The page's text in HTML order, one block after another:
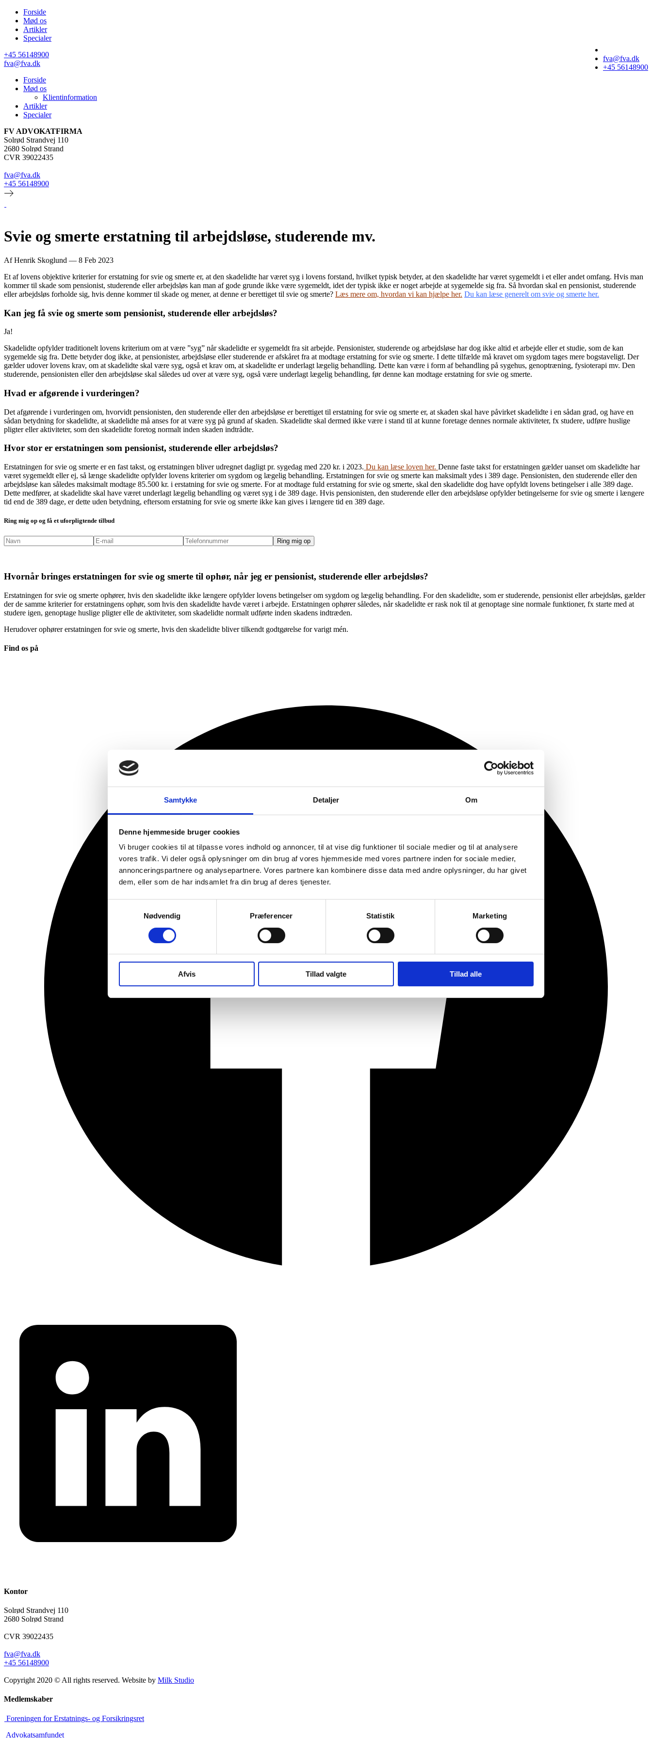
Samtykke Detaljer Om
Denne hjemmeside bruger cookies
Vi bruger cookies til at tilpasse vores indhold og annoncer, til at vise dig funktioner til sociale medier og til at analysere
vores trafik. Vi deler også oplysninger om din brug af vores hjemmeside med vores partnere inden for sociale medier,
annonceringspartnere og analysepartnere. Vores partnere kan kombinere disse data med andre oplysninger, du har givet
dem, eller som de har indsamlet fra din brug af deres tjenester.
Nødvendig
Præferencer Statistik Marketing
Afvis Tillad valgte Tillad alle
Forside
Mød os
Artikler
Specialer
fva@fva.dk
+45 56148900
+45 56148900
fva@fva.dk
Forside
Mød os
Klientinformation
Artikler
Specialer
FV ADVOKATFIRMA
Solrød Strandvej 110
2680 Solrød Strand
CVR 39022435
fva@fva.dk
+45 56148900
Svie og smerte erstatning til arbejdsløse, studerende mv.
Af Henrik Skoglund — 8 Feb 2023
Et af lovens objektive kriterier for erstatning for svie og smerte er, at den skadelidte har været syg i lovens forstand, hvilket typisk betyder, at den skadelidte har været sygemeldt i et eller andet omfang. Hvis man
kommer til skade som pensionist, studerende eller arbejdsløs kan man af gode grunde ikke være sygemeldt, idet der typisk ikke er noget arbejde at sygemelde sig fra. Så hvordan skal en pensionist, studerende
eller arbejdsløs forholde sig, hvis denne kommer til skade og mener, at denne er berettiget til svie og smerte? Læs mere om, hvordan vi kan hjælpe her. Du kan læse generelt om svie og smerte her.
Kan jeg få svie og smerte som pensionist, studerende eller arbejdsløs?
Ja!
Skadelidte opfylder traditionelt lovens kriterium om at være ”syg” når skadelidte er sygemeldt fra sit arbejde. Pensionister, studerende og arbejdsløse har dog ikke altid et arbejde eller et studie, som de kan
sygemelde sig fra. Dette betyder dog ikke, at pensionister, arbejdsløse eller studerende er afskåret fra at modtage erstatning for svie og smerte. I dette tilfælde må kravet om sygdom tages mere bogstaveligt. Der
gælder udover lovens krav, om at skadelidte skal være syg, også et krav om, at skadelidte er underlagt lægelig behandling. Dette kan være i form af behandling på sygehus, genoptræning, fysioterapi mv. Den
studerende, pensionisten eller den arbejdsløse skal således ud over at være syg, også være underlagt lægelig behandling, før denne kan modtage erstatning for svie og smerte.
Hvad er afgørende i vurderingen?
Det afgørende i vurderingen om, hvorvidt pensionisten, den studerende eller den arbejdsløse er berettiget til erstatning for svie og smerte er, at skaden skal have påvirket skadelidte i en sådan grad, og have en
sådan betydning for skadelidte, at skadelidte må anses for at være syg på grund af skaden. Skadelidte skal dermed ikke være i stand til at kunne foretage dennes normale aktiviteter, fx studere, udføre huslige
pligter eller aktiviteter, som den skadelidte foretog normalt inden skaden indtrådte.
Hvor stor er erstatningen som pensionist, studerende eller arbejdsløs?
Erstatningen for svie og smerte er en fast takst, og erstatningen bliver udregnet dagligt pr. sygedag med 220 kr. i 2023. Du kan læse loven her. Denne faste takst for erstatningen gælder uanset om skadelidte har
været sygemeldt eller ej, så længe skadelidte opfylder lovens kriterier om sygdom og lægelig behandling. Erstatningen for svie og smerte kan maksimalt ydes i 389 dage. Pensionisten, den studerende eller den
arbejdsløse kan således maksimalt modtage 85.500 kr. i erstatning for svie og smerte. For at modtage fuld erstatning for svie og smerte, skal den skadelidte dog have opfyldt lovens betingelser i alle 389 dage.
Dette medfører, at skadelidte skal have været underlagt lægelig behandling og været syg i de 389 dage. Hvis pensionisten, den studerende eller den arbejdsløse opfylder betingelserne for svie og smerte i længere
tid end de 389 dage, er dette uden betydning, eftersom erstatning for svie og smerte ikke kan gives i længere tid en 389 dage.
Ring mig op og få et uforpligtende tilbud
Ring mig op
Hvornår bringes erstatningen for svie og smerte til ophør, når jeg er pensionist, studerende eller arbejdsløs?
Erstatningen for svie og smerte ophører, hvis den skadelidte ikke længere opfylder lovens betingelser om sygdom og lægelig behandling. For den skadelidte, som er studerende, pensionist eller arbejdsløs, gælder
der de samme kriterier for erstatningens ophør, som hvis den skadelidte havde været i arbejde. Erstatningen ophører således, når skadelidte er rask nok til at genoptage sine normale funktioner, fx starte med at
studere igen, genoptage huslige pligter elle de aktiviteter, som skadelidte normalt udførte inden skadens indtræden.
Herudover ophører erstatningen for svie og smerte, hvis den skadelidte bliver tilkendt godtgørelse for varigt mén.
Find os på
Kontor
Solrød Strandvej 110
2680 Solrød Strand
CVR 39022435
fva@fva.dk
+45 56148900
Copyright 2020 © All rights reserved. Website by Milk Studio
Medlemskaber
Foreningen for Erstatnings- og Forsikringsret
Advokatsamfundet